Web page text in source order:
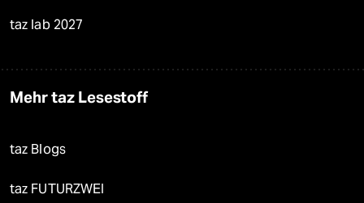
taz lab 2027
Mehr taz Lesestoff
taz Blogs
taz FUTURZWEI